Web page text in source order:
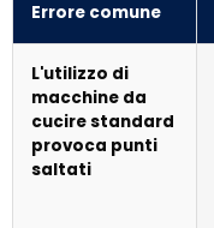
Errore comune
L'utilizzo di
macchine da
cucire standard
provoca punti
saltati